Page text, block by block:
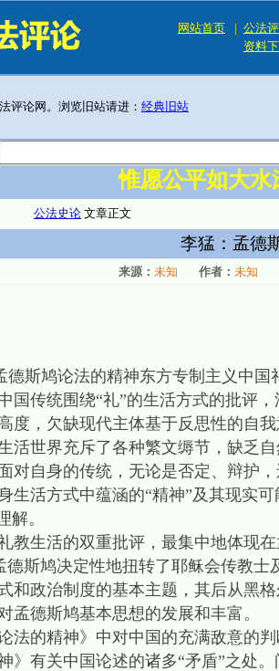
网站首页 | 公法
资料
评论网。浏览旧站请进： 经典旧站
惟愿公平如大
公法史论 文章正文
李猛：孟德
来源： 未知 作者： 未知
德斯鸠论法的精神东方专制主义中国
国传统围绕“礼”的生活方式的批评
度，欠缺现代主体基于反思性的自
活世界充斥了各种繁文缛节，缺乏
对自身的传统，无论是否定、辩护
生活方式中蕴涵的“精神”及其现实
解。
教生活的双重批评，最集中地体现
德斯鸠决定性地扭转了耶稣会传教
和政治制度的基本主题，其后从黑
孟德斯鸠基本思想的发展和丰富。
法的精神》中对中国的充满敌意的
》有关中国论述的诸多“矛盾”之处